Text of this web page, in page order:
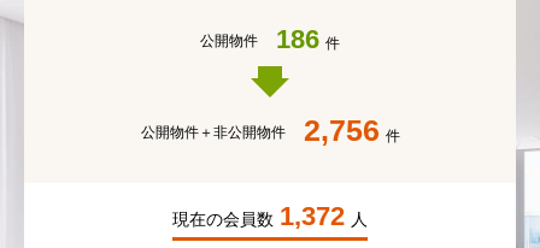
公開物件 186 件
公開物件＋非公開物件 2,756 件
現在の会員数 1,372 人